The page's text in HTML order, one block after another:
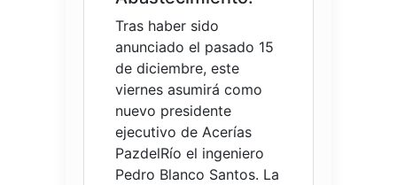
Tras haber sido
anunciado el pasado 15
de diciembre, este
viernes asumirá como
nuevo presidente
ejecutivo de Acerías
PazdelRío el ingeniero
Pedro Blanco Santos. La